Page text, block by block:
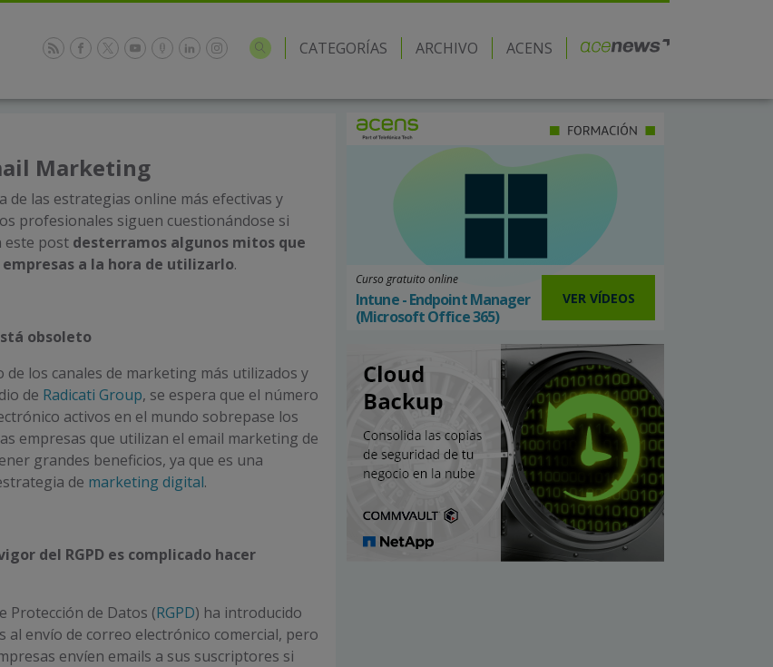
CATEGORÍAS ARCHIVO ACENS
Marketing
de las estrategias online más efectivas y
profesionales siguen cuestionándose si
este post desterramos algunos mitos que
a la hora de utilizarlo.
obsoleto
de los canales de marketing más utilizados y
de Radicati Group, se espera que el número
activos en el mundo sobrepase los
empresas que utilizan el email marketing de
grandes beneficios, ya que es una
de marketing digital.
del RGPD es complicado hacer
Protección de Datos (RGPD) ha introducido
al envío de correo electrónico comercial, pero
envíen emails a sus suscriptores si
Curso gratuito online
Intune - Endpoint Manager
(Microsoft Office 365)
VER VÍDEOS